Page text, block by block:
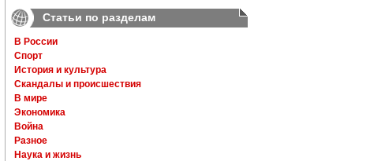
Статьи по разделам
В России
Спорт
История и культура
Скандалы и происшествия
В мире
Экономика
Война
Разное
Наука и жизнь